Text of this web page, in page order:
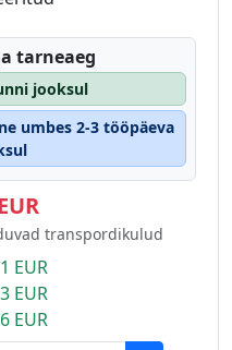
tarneaeg
jooksul
umbes 2-3 tööpäeva
transpordikulud
EUR
EUR
EUR